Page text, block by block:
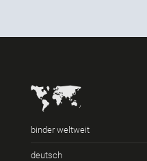
binder weltweit
deutsch